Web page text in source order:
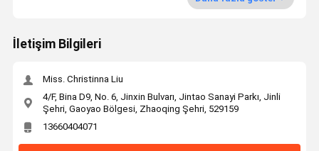
İletişim Bilgileri
Miss. Christinna Liu
4/F, Bina D9, No. 6, Jinxin Bulvarı, Jintao Sanayi Parkı, Jinli
Şehri, Gaoyao Bölgesi, Zhaoqing Şehri, 529159
13660404071